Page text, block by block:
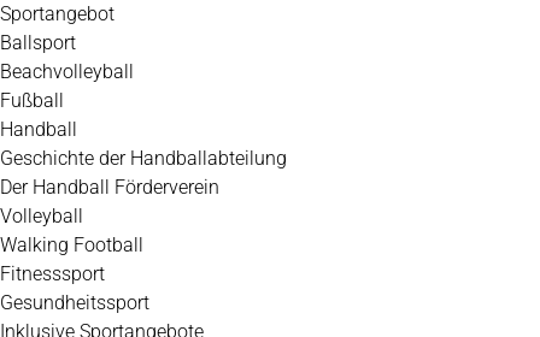
Zum
Inhalt
springen
Sportangebot
Ballsport
Beachvolleyball
Fußball
Handball
Geschichte der Handballabteilung
Der Handball Förderverein
Volleyball
Walking Football
Fitnesssport
Gesundheitssport
Inklusive Sportangebote